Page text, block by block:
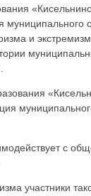
и
с
участники